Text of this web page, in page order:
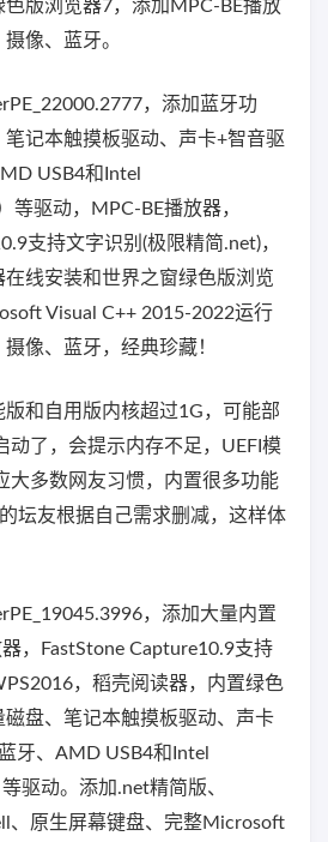
版浏览器7，添加MPC-BE播放
像、蓝牙。
，添加蓝牙功
记本触摸板驱动、声卡+智音驱
USB4和Intel
等驱动，MPC-BE播放器，
支持文字识别(极限精简.net)，
线安装和世界之窗绿色版浏览
Visual C++ 2015-2022运行
像、蓝牙，经典珍藏！
和自用版内核超过1G，可能部
动了，会提示内存不足，UEFI模
大多数网友习惯，内置很多功能
坛友根据自己需求删减，这样体
，添加大量内置
，FastStone Capture10.9支持
，稻壳阅读器，内置绿色
盘、笔记本触摸板驱动、声卡
牙、AMD USB4和Intel
驱动。添加.net精简版、
、原生屏幕键盘、完整Microsoft